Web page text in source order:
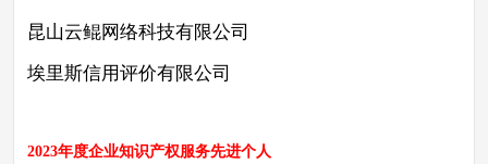
昆山云鲲网络科技有限公司
埃里斯信用评价有限公司
2023年度企业知识产权服务先进个人